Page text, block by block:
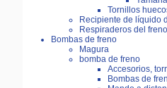
Tornillos
Recipiente de líquido
Respiraderos del freno
Bombas de freno
Magura
bomba de freno
Accesorios,
Bombas de